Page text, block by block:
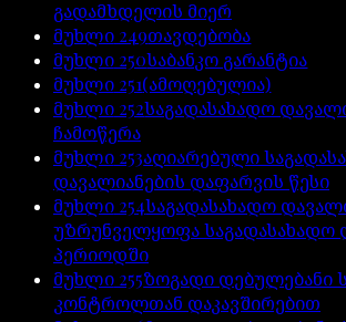
გადამხდელის მიერ
მუხლი 249თავდებობა
მუხლი 250საბანკო გარანტია
მუხლი 251(ამოღებულია)
მუხლი 252საგადასახადო
ჩამოწერა
მუხლი 253აღიარებული
დავალიანების დაფარვის წესი
მუხლი 254საგადასახადო
უზრუნველყოფა საგადასახადო
პერიოდში
მუხლი 255ზოგადი დებულებანი
კონტროლთან დაკავშირებით